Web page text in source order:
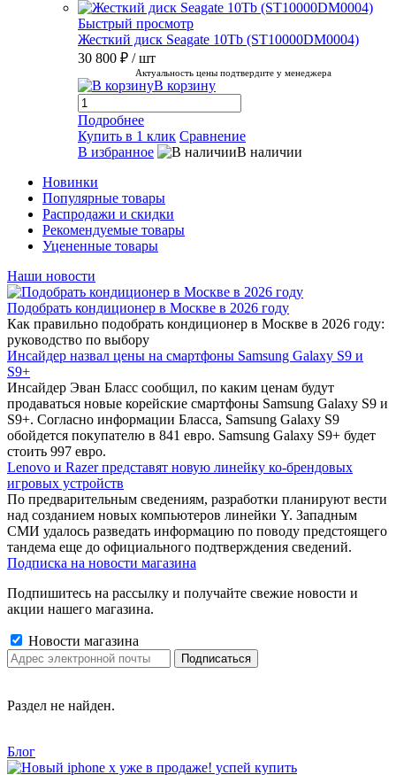
Быстрый просмотр
Жесткий диск Seagate 10Tb (ST10000DM0004)
30 800 ₽ / шт
Актуальность цены подтвердите у менеджера
В корзину
Подробнее
Купить в 1 клик Сравнение
В избранное
В наличии
Новинки
Популярные товары
Распродажи и скидки
Рекомендуемые товары
Уцененные товары
Наши новости
Подобрать кондиционер в Москве в 2026 году
Как правильно подобрать кондиционер в Москве в 2026 году:
руководство по выбору
Инсайдер назвал цены на смартфоны Samsung Galaxy S9 и
S9+
Инсайдер Эван Бласс сообщил, по каким ценам будут
продаваться новые корейские смартфоны Samsung Galaxy S9 и
S9+. Согласно информации Бласса, Samsung Galaxy S9
обойдется покупателю в 841 евро. Samsung Galaxy S9+ будет
стоить 997 евро.
Lenovo и Razer представят новую линейку ко-брендовых
игровых устройств
По предварительным сведениям, разработки планируют вести
над созданием новых компьютеров линейки Y. Западным
СМИ удалось разведать информацию по поводу предстоящего
тандема еще до официального подтверждения сведений.
Подписка на новости магазина
Подпишитесь на рассылку и получайте свежие новости и
акции нашего магазина.
Новости магазина
Раздел не найден.
Блог